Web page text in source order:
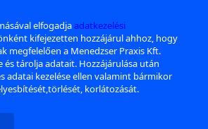
elfogadjaadatkezelési
kifejezetten hozzájárul ahhoz, hogy
megfelelően a Menedzser Praxis Kft.
és tárolja adatait. Hozzájárulása után
adatai kezelése ellen valamint bármikor
korlátozását.